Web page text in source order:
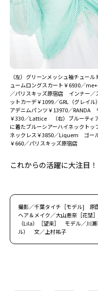
（左）グリーンメッシュ袖チュ
ュームロングスカート￥6930／
／パリスキッズ原宿店 インナー
ットカーデ￥1099／GRL（グレイ
アデニムパンツ￥13970／RANDA
￥330／Lattice （右）ブルーティ
に着たブルーシアーハイネックト
ネックレス￥3850／Liquem ゴー
￥660／パリスキッズ原宿店
これからの活躍に大注目！
撮影／千葉タイチ［モデル]
ヘア＆メイク／大山恵奈［花
（Lila）［望来］ モデル／川
ル） 文／上村祐子